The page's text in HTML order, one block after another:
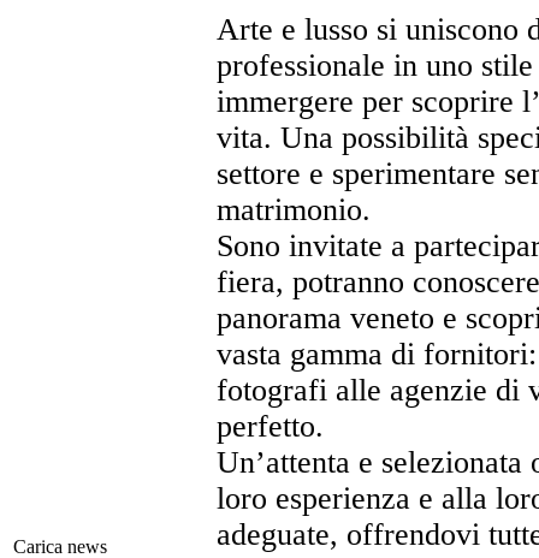
Carica news
Arte e lusso si uniscono
professionale in uno
immergere per scoprire
vita. Una possibilità
settore e sperimentare
matrimonio.
Sono invitate a
fiera, potranno
panorama veneto e
vasta gamma di
fotografi alle agenzie di
perfetto.
Un’attenta e
loro esperienza e alla
adeguate, offrendovi